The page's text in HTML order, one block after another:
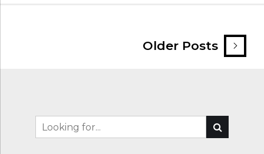
Older Posts